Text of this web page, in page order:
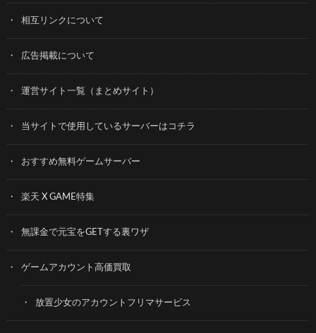
相互リンクについて
広告掲載について
運営サイト一覧（まとめサイト）
当サイトで使用しているサーバーはコチラ
おすすめ無料ゲームサーバー
楽天 X GAME特集
無課金で元宝をGETする裏ワザ
ゲームアカウント高価買取
放置少女のアカウントフリマサービス